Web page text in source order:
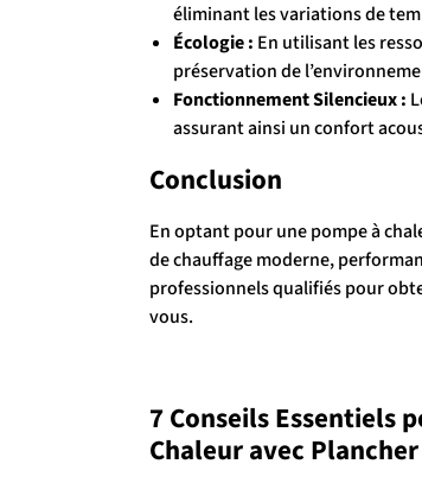
éliminant les variations de
Écologie : En utilisant les
préservation de
Fonctionnement Silencieux :
assurant ainsi un confort
Conclusion
En optant pour une pompe à
de chauffage moderne,
professionnels qualifiés pour
vous.
7 Conseils Essentiels
Chaleur avec